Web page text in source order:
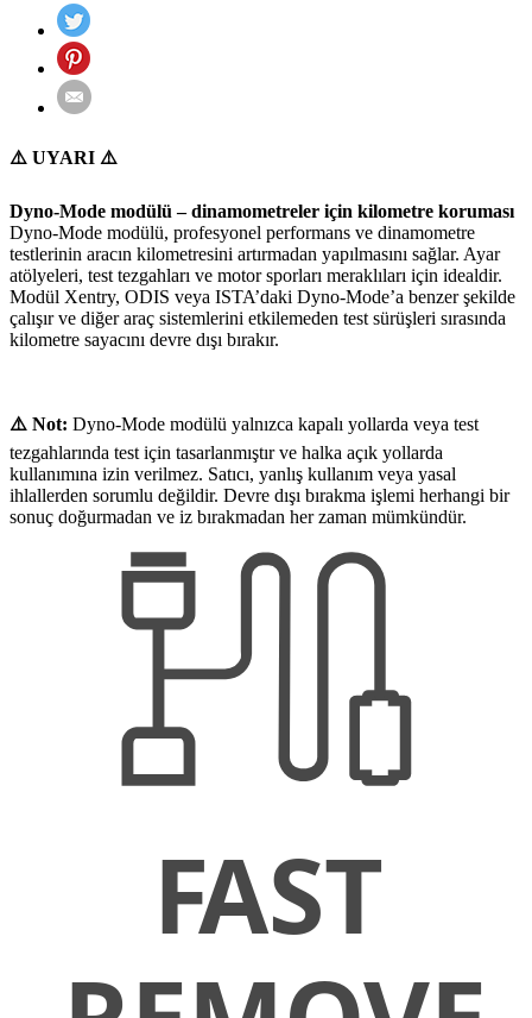
⚠️ UYARI ⚠️
Dyno-Mode modülü – dinamometreler için kilometre koruması
Dyno-Mode modülü, profesyonel performans ve dinamometre
testlerinin aracın kilometresini artırmadan yapılmasını sağlar. Ayar
atölyeleri, test tezgahları ve motor sporları meraklıları için idealdir.
Modül Xentry, ODIS veya ISTA’daki Dyno-Mode’a benzer şekilde
çalışır ve diğer araç sistemlerini etkilemeden test sürüşleri sırasında
kilometre sayacını devre dışı bırakır.
⚠️ Not: Dyno-Mode modülü yalnızca kapalı yollarda veya test
tezgahlarında test için tasarlanmıştır ve halka açık yollarda
kullanımına izin verilmez. Satıcı, yanlış kullanım veya yasal
ihlallerden sorumlu değildir. Devre dışı bırakma işlemi herhangi bir
sonuç doğurmadan ve iz bırakmadan her zaman mümkündür.